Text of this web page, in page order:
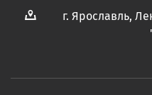
г. Ярославль,